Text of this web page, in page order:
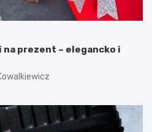
prezent – elegancko i